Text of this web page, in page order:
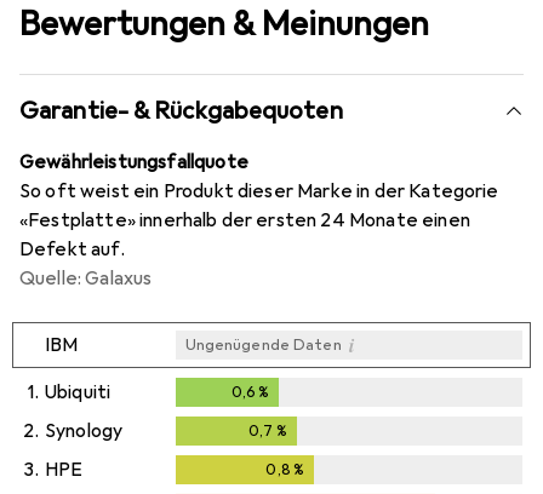
Bewertungen & Meinungen
Garantie- & Rückgabequoten
Gewährleistungsfallquote
So oft weist ein Produkt dieser Marke in der Kategorie
«Festplatte» innerhalb der ersten 24 Monate einen
Defekt auf.
Quelle: Galaxus
IBM Ungenügende Daten i
1. Ubiquiti 0,6 %
2. Synology 0,7 %
3. HPE 0,8 %